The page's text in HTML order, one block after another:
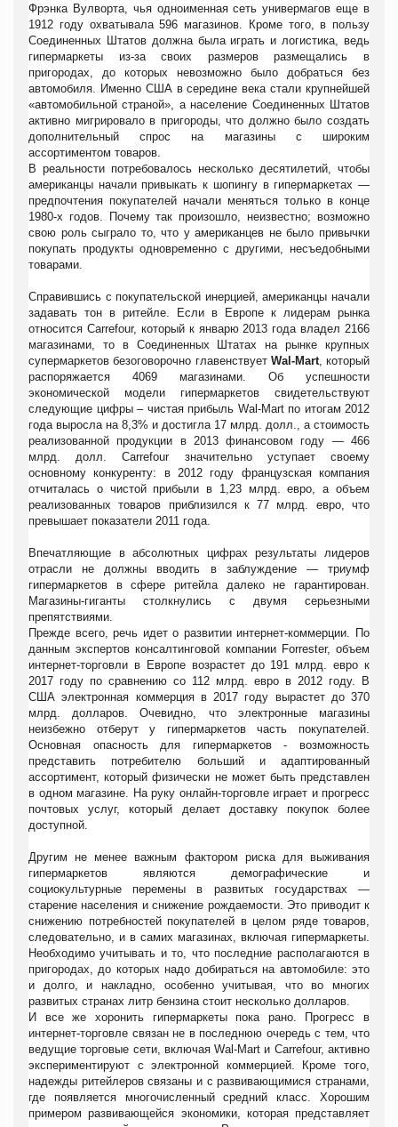
Фрэнка Вулворта, чья одноименная сеть универмагов еще в
1912 году охватывала 596 магазинов. Кроме того, в пользу
Соединенных Штатов должна была играть и логистика, ведь
гипермаркеты из-за своих размеров размещались в
пригородах, до которых невозможно было добраться без
автомобиля. Именно США в середине века стали крупнейшей
«автомобильной страной», а население Соединенных Штатов
активно мигрировало в пригороды, что должно было создать
дополнительный спрос на магазины с широким
ассортиментом товаров.
В реальности потребовалось несколько десятилетий, чтобы
американцы начали привыкать к шопингу в гипермаркетах —
предпочтения покупателей начали меняться только в конце
1980-х годов. Почему так произошло, неизвестно; возможно
свою роль сыграло то, что у американцев не было привычки
покупать продукты одновременно с другими, несъедобными
товарами.
Справившись с покупательской инерцией, американцы начали
задавать тон в ритейле. Если в Европе к лидерам рынка
относится Carrefour, который к январю 2013 года владел 2166
магазинами, то в Соединенных Штатах на рынке крупных
супермаркетов безоговорочно главенствует Wal-Mart, который
распоряжается 4069 магазинами. Об успешности
экономической модели гипермаркетов свидетельствуют
следующие цифры – чистая прибыль Wal-Mart по итогам 2012
года выросла на 8,3% и достигла 17 млрд. долл., а стоимость
реализованной продукции в 2013 финансовом году — 466
млрд. долл. Carrefour значительно уступает своему
основному конкуренту: в 2012 году французская компания
отчиталась о чистой прибыли в 1,23 млрд. евро, а объем
реализованных товаров приблизился к 77 млрд. евро, что
превышает показатели 2011 года.
Впечатляющие в абсолютных цифрах результаты лидеров
отрасли не должны вводить в заблуждение — триумф
гипермаркетов в сфере ритейла далеко не гарантирован.
Магазины-гиганты столкнулись с двумя серьезными
препятствиями.
Прежде всего, речь идет о развитии интернет-коммерции. По
данным экспертов консалтинговой компании Forrester, объем
интернет-торговли в Европе возрастет до 191 млрд. евро к
2017 году по сравнению со 112 млрд. евро в 2012 году. В
США электронная коммерция в 2017 году вырастет до 370
млрд. долларов. Очевидно, что электронные магазины
неизбежно отберут у гипермаркетов часть покупателей.
Основная опасность для гипермаркетов - возможность
представить потребителю больший и адаптированный
ассортимент, который физически не может быть представлен
в одном магазине. На руку онлайн-торговле играет и прогресс
почтовых услуг, который делает доставку покупок более
доступной.
Другим не менее важным фактором риска для выживания
гипермаркетов являются демографические и
социокультурные перемены в развитых государствах —
старение населения и снижение рождаемости. Это приводит к
снижению потребностей покупателей в целом ряде товаров,
следовательно, и в самих магазинах, включая гипермаркеты.
Необходимо учитывать и то, что последние располагаются в
пригородах, до которых надо добираться на автомобиле: это
и долго, и накладно, особенно учитывая, что во многих
развитых странах литр бензина стоит несколько долларов.
И все же хоронить гипермаркеты пока рано. Прогресс в
интернет-торговле связан не в последнюю очередь с тем, что
ведущие торговые сети, включая Wal-Mart и Carrefour, активно
экспериментируют с электронной коммерцией. Кроме того,
надежды ритейлеров связаны и с развивающимися странами,
где появляется многочисленный средний класс. Хорошим
примером развивающейся экономики, которая представляет